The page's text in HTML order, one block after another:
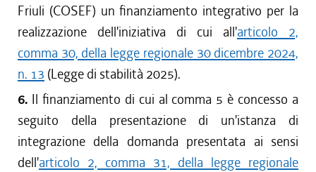
Friuli (COSEF) un finanziamento integrativo per la
realizzazione dell'iniziativa di cui all'articolo 2,
comma 30, della legge regionale 30 dicembre 2024,
n. 13 (Legge di stabilità 2025).
6. Il finanziamento di cui al comma 5 è concesso a
seguito della presentazione di un'istanza di
integrazione della domanda presentata ai sensi
dell'articolo 2, comma 31, della legge regionale